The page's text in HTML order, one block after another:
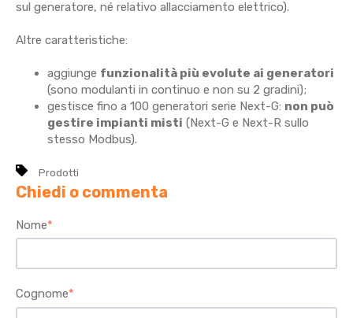
sul generatore, né relativo allacciamento elettrico).
Altre caratteristiche:
aggiunge funzionalità più evolute ai generatori
(sono modulanti in continuo e non su 2 gradini);
gestisce fino a 100 generatori serie Next-G: non può
gestire impianti misti (Next-G e Next-R sullo
stesso Modbus).
Prodotti
Chiedi o commenta
Nome*
Cognome*